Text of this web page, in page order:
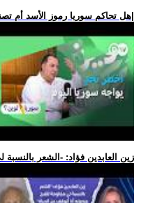
.. زين العابدين فؤاد: -الشعر بالنسبة